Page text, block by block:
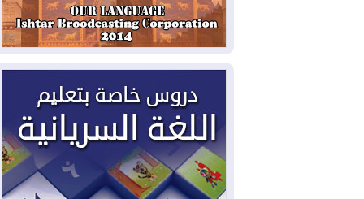
2026-08-04سومو: إنتاج النفط في إقليم
كوردستان انخفض إلى أقل من 10%
ملفات حقبة الكاظمي تعود إلى
الواجهة.. أنباء عن مراجعات قضائية
وتحقيقات أوسع في قضايا فساد
2026-08-04بيترو يشكو تزوير الانتخابات
الرئاسية ويحذر من "حرب أهلية" في
كولومبيا